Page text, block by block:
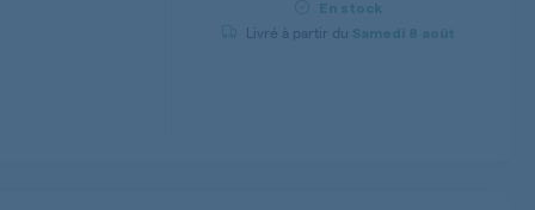
En stock
Livré à partir du Samedi 8 août